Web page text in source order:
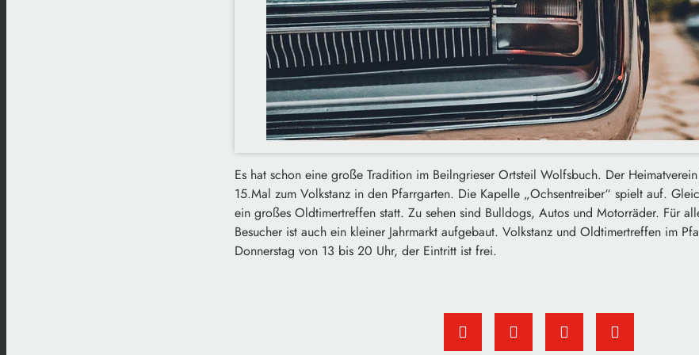
Es hat schon eine große Tradition im Beilngrieser Ortsteil Wolfsbuch. Der
15.Mal zum Volkstanz in den Pfarrgarten. Die Kapelle „Ochsentreiber“ spielt auf.
ein großes Oldtimertreffen statt. Zu sehen sind Bulldogs, Autos und Motorräder. Für
Besucher ist auch ein kleiner Jahrmarkt aufgebaut. Volkstanz und Oldtimertreffen im
Donnerstag von 13 bis 20 Uhr, der Eintritt ist frei.